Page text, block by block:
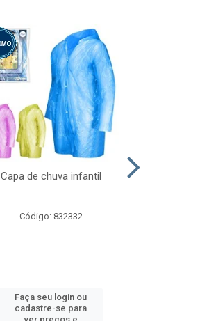
Capa de chuva infantil
Código: 832332
Faça seu login ou
cadastre-se para